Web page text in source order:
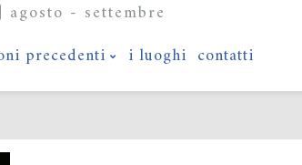
- settembre
precedenti i luoghi contatti